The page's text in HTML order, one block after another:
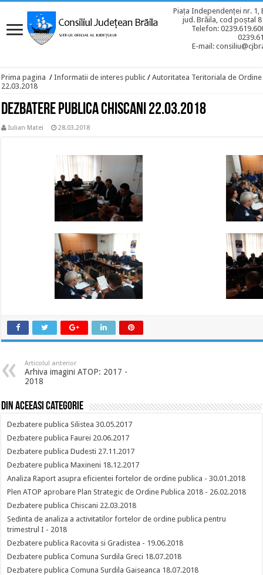
Piața Independenței nr. 1,
jud. Brăila, cod poștal
Telefon:
E-mail:
Prima pagina / Informatii de interes public / Autoritatea Teritoriala de Ordine
22.03.2018
Dezbatere publica Chiscani 22.03.2018
Iulian Matei 28.03.2018
Articolul anterior
Arhiva imagini ATOP: 2017 -
2018
Din aceeasi categorie
Dezbatere publica Silistea 30.05.2017
Dezbatere publica Faurei 20.06.2017
Dezbatere publica Dudesti 27.11.2017
Dezbatere publica Maxineni 18.12.2017
Analiza Raport asupra eficientei fortelor de ordine publica - 30.01.2018
Plen ATOP aprobare Plan Strategic de Ordine Publica 2018 - 26.02.2018
Dezbatere publica Chiscani 22.03.2018
Sedinta de analiza a activitatilor fortelor de ordine publica pentru
trimestrul I - 2018
Dezbatere publica Racovita si Gradistea - 19.06.2018
Dezbatere publica Comuna Surdila Greci 18.07.2018
Dezbatere publica Comuna Surdila Gaiseanca 18.07.2018